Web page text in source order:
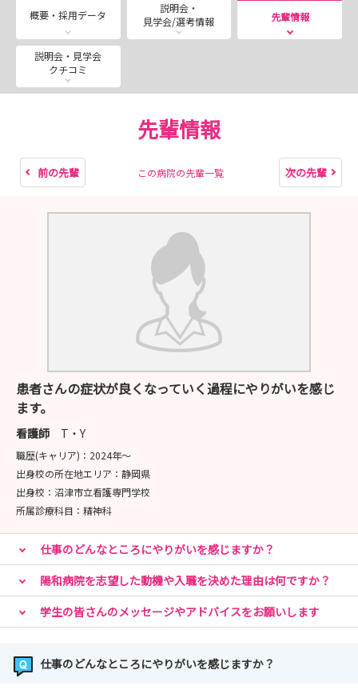
ご連絡ください。
学生の皆さまのご都合に合わせて開催いたしますのでご検
討ください！
職員一同お待ちしております。
ご不明な点はお気軽にお問合せください。
陽和病院 看護部 砂道大介
概要・採用データ
説明会・
見学会/選考情報
先輩情報
説明会・見学会
クチコミ
先輩情報
前の先輩 この病院の先輩一覧 次の先輩
患者さんの症状が良くなっていく過程にやりがいを感じ
ます。
看護師 T・Y
職歴(キャリア)： 2024年〜
出身校の所在地エリア： 静岡県
出身校： 沼津市立看護専門学校
所属診療科目： 精神科
仕事のどんなところにやりがいを感じますか？
陽和病院を志望した動機や入職を決めた理由は何ですか？
学生の皆さんのメッセージやアドバイスをお願いします
仕事のどんなところにやりがいを感じますか？